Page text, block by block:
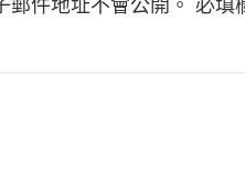
件地址不會公開。 必填